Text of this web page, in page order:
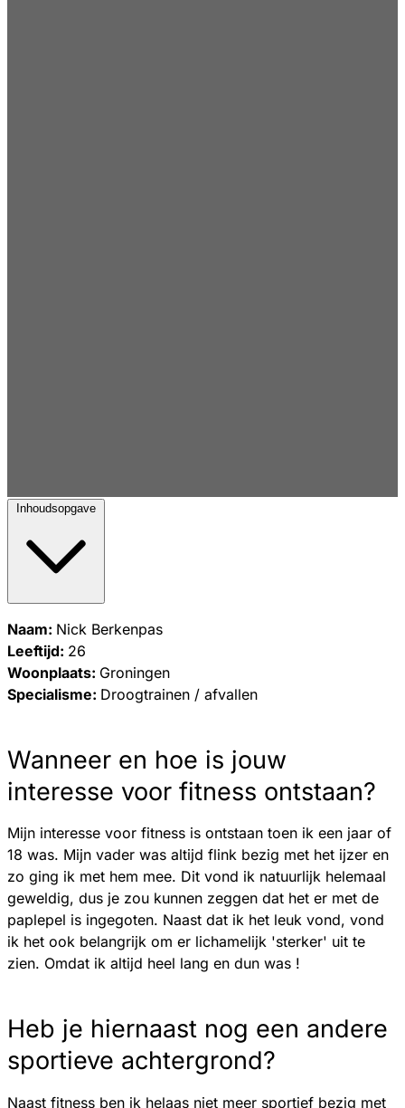
Inhoudsopgave
Naam: Nick Berkenpas
Leeftijd: 26
Woonplaats: Groningen
Specialisme: Droogtrainen / afvallen
Wanneer en hoe is jouw
interesse voor fitness ontstaan?
Mijn interesse voor fitness is ontstaan toen ik een jaar of
18 was. Mijn vader was altijd flink bezig met het ijzer en
zo ging ik met hem mee. Dit vond ik natuurlijk helemaal
geweldig, dus je zou kunnen zeggen dat het er met de
paplepel is ingegoten. Naast dat ik het leuk vond, vond
ik het ook belangrijk om er lichamelijk 'sterker' uit te
zien. Omdat ik altijd heel lang en dun was !
Heb je hiernaast nog een andere
sportieve achtergrond?
Naast fitness ben ik helaas niet meer sportief bezig met